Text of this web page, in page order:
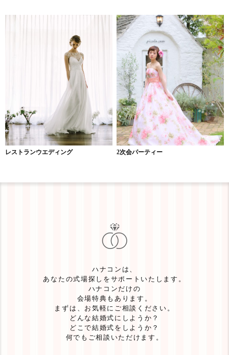
レストランウエディング 2次会パーティー
ハナコンは、
あなたの式場探しをサポートいたします。
ハナコンだけの
会場特典もあります。
まずは、お気軽にご相談ください。
どんな結婚式にしようか？
どこで結婚式をしようか？
何でもご相談いただけます。